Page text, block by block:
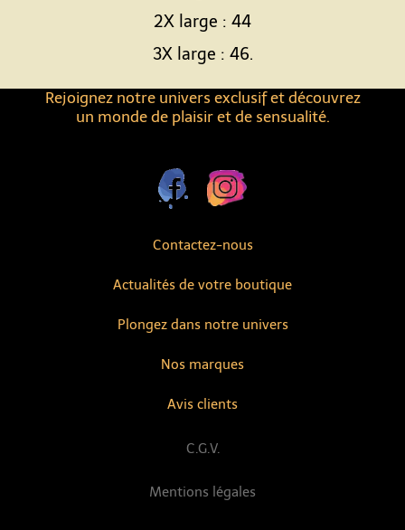
Contactez-nous
Actualités de votre boutique
Avis clients
Nos marques
Rejoignez notre univers exclusif et découvrez
un monde de plaisir et de sensualité.
Plongez dans notre univers
Mentions légales
C.G.V.
2X large : 44
3X large : 46.